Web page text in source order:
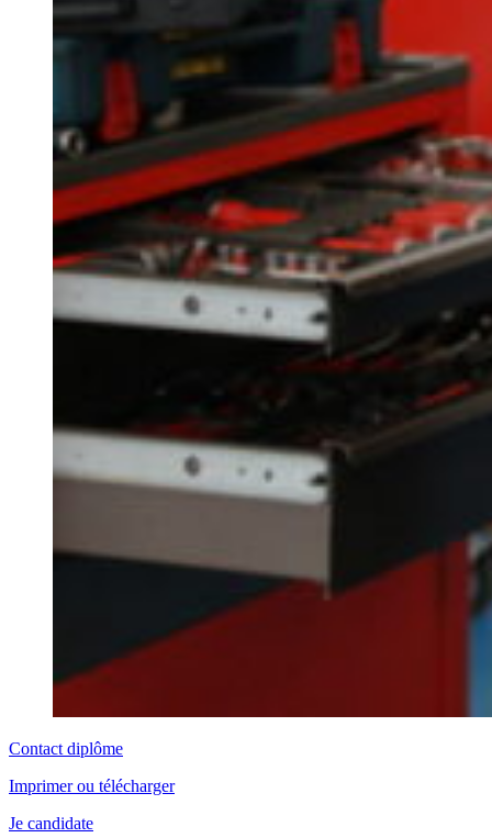
Contact diplôme
Imprimer ou télécharger
Je candidate